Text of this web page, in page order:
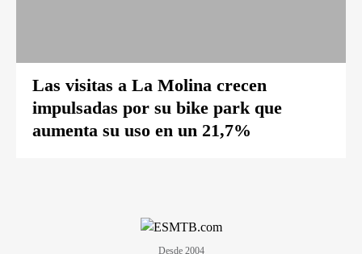
Las visitas a La Molina crecen
impulsadas por su bike park que
aumenta su uso en un 21,7%
Desde 2004